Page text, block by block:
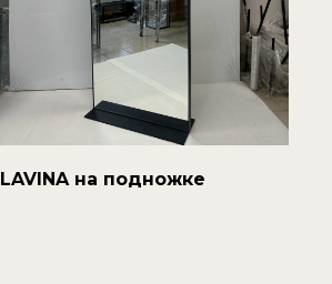
LAVINA на подножке